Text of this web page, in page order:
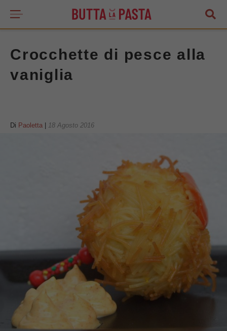
Crocchette di pesce alla
vaniglia
Di Paoletta 18 Agosto 2016